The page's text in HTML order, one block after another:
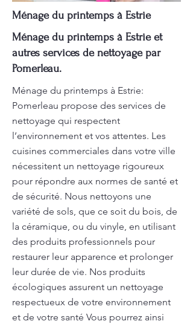
Ménage du printemps à Estrie
Ménage du printemps à Estrie et
autres services de nettoyage par
Pomerleau.
Ménage du printemps à Estrie:
Pomerleau propose des services de
nettoyage qui respectent
l’environnement et vos attentes. Les
cuisines commerciales dans votre ville
nécessitent un nettoyage rigoureux
pour répondre aux normes de santé et
de sécurité. Nous nettoyons une
variété de sols, que ce soit du bois, de
la céramique, ou du vinyle, en utilisant
des produits professionnels pour
restaurer leur apparence et prolonger
leur durée de vie. Nos produits
écologiques assurent un nettoyage
respectueux de votre environnement
et de votre santé Vous pourrez ainsi